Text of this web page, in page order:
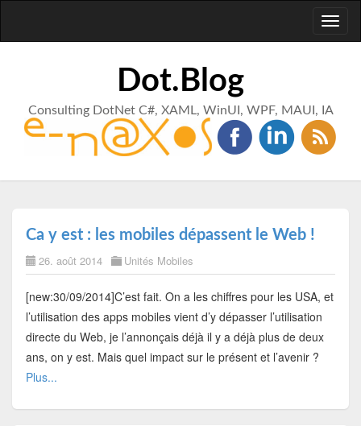
Dot.Blog
Consulting DotNet C#, XAML, WinUI, WPF, MAUI, IA
Ca y est : les mobiles dépassent le Web !
26. août 2014 Unités Mobiles
[new:30/09/2014]C’est fait. On a les chiffres pour les USA, et
l’utilisation des apps mobiles vient d’y dépasser l’utilisation
directe du Web, je l’annonçais déjà il y a déjà plus de deux
ans, on y est. Mais quel impact sur le présent et l’avenir ?
Plus...